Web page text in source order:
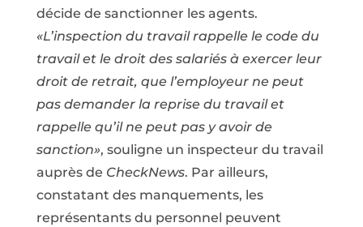
décide de sanctionner les agents.
«L’inspection du travail rappelle le code du
travail et le droit des salariés à exercer leur
droit de retrait, que l’employeur ne peut
pas demander la reprise du travail et
rappelle qu’il ne peut pas y avoir de
sanction», souligne un inspecteur du travail
auprès de CheckNews. Par ailleurs,
constatant des manquements, les
représentants du personnel peuvent